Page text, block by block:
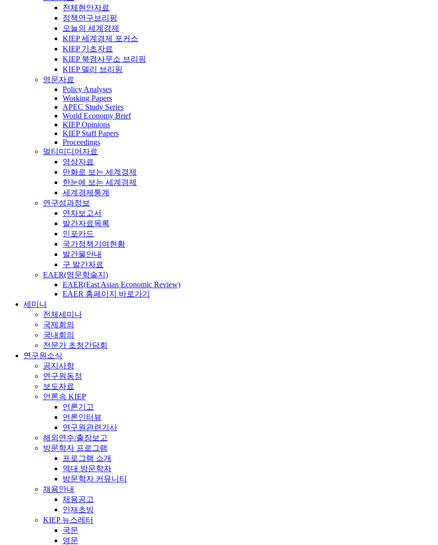
전체현안자료
정책연구브리핑
오늘의 세계경제
KIEP 세계경제 포커스
KIEP 기초자료
KIEP 북경사무소 브리핑
KIEP 델리 브리핑
영문자료
Policy Analyses
Working Papers
APEC Study Series
World Economy Brief
KIEP Opinions
KIEP Staff Papers
Proceedings
멀티미디어자료
영상자료
만화로 보는 세계경제
한눈에 보는 세계경제
세계경제통계
연구성과정보
연차보고서
발간자료목록
인포카드
국가정책기여현황
발간물안내
구 발간자료
EAER(영문학술지)
EAER(East Asian Economic Review)
EAER 홈페이지 바로가기
세미나
전체세미나
국제회의
국내회의
전문가 초청간담회
연구원소식
공지사항
연구원동정
보도자료
언론속 KIEP
언론기고
언론인터뷰
연구원관련기사
해외연수/출장보고
방문학자 프로그램
프로그램 소개
역대 방문학자
방문학자 커뮤니티
채용안내
채용공고
인재초빙
KIEP 뉴스레터
국문
영문